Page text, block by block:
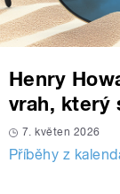
Henry
vrah, který
7. květen 2026
Příběhy z